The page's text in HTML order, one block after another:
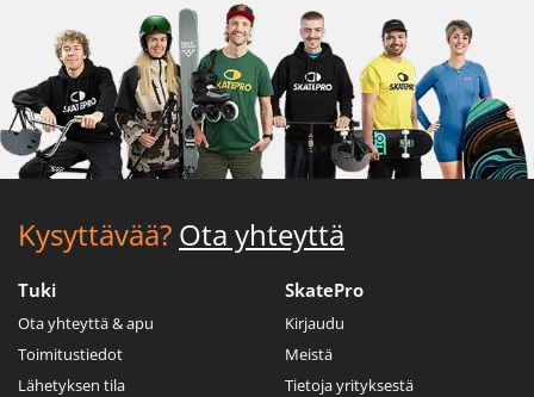
Kysyttävää? Ota yhteyttä
Tuki
Ota yhteyttä & apu
Toimitustiedot
Lähetyksen tila
SkatePro
Kirjaudu
Meistä
Tietoja yrityksestä